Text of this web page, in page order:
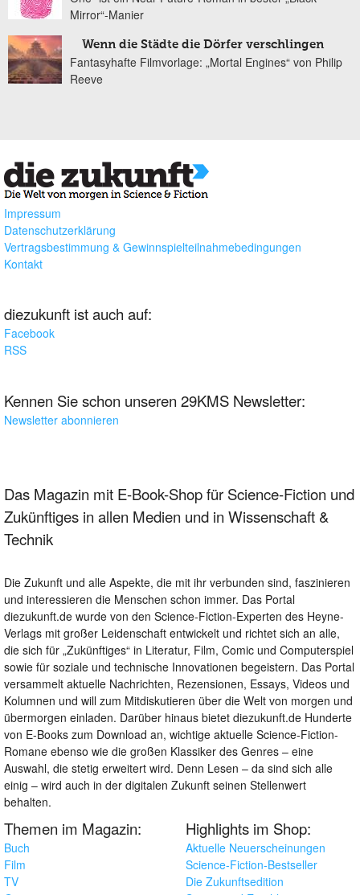
Mirror“-Manier
Wenn die Städte die Dörfer verschlingen
Fantasyhafte Filmvorlage: „Mortal Engines“ von Philip
Reeve
Impressum
Datenschutzerklärung
Vertragsbestimmung & Gewinnspielteilnahmebedingungen
Kontakt
diezukunft ist auch auf:
Facebook
RSS
Kennen Sie schon unseren 29KMS Newsletter:
Newsletter abonnieren
Das Magazin mit E-Book-Shop für Science-Fiction und
Zukünftiges in allen Medien und in Wissenschaft &
Technik
Die Zukunft und alle Aspekte, die mit ihr verbunden sind, faszinieren
und interessieren die Menschen schon immer. Das Portal
diezukunft.de wurde von den Science-Fiction-Experten des Heyne-
Verlags mit großer Leidenschaft entwickelt und richtet sich an alle,
die sich für „Zukünftiges“ in Literatur, Film, Comic und Computerspiel
sowie für soziale und technische Innovationen begeistern. Das Portal
versammelt aktuelle Nachrichten, Rezensionen, Essays, Videos und
Kolumnen und will zum Mitdiskutieren über die Welt von morgen und
übermorgen einladen. Darüber hinaus bietet diezukunft.de Hunderte
von E-Books zum Download an, wichtige aktuelle Science-Fiction-
Romane ebenso wie die großen Klassiker des Genres – eine
Auswahl, die stetig erweitert wird. Denn Lesen – da sind sich alle
einig – wird auch in der digitalen Zukunft seinen Stellenwert
behalten.
Themen im Magazin:
Buch
Film
TV
Highlights im Shop:
Aktuelle Neuerscheinungen
Science-Fiction-Bestseller
Die Zukunftsedition